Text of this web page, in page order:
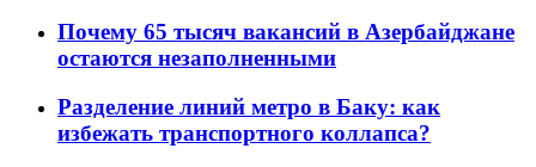
Почему 65 тысяч вакансий в Азербайджане
остаются незаполненными
Разделение линий метро в Баку: как
избежать транспортного коллапса?